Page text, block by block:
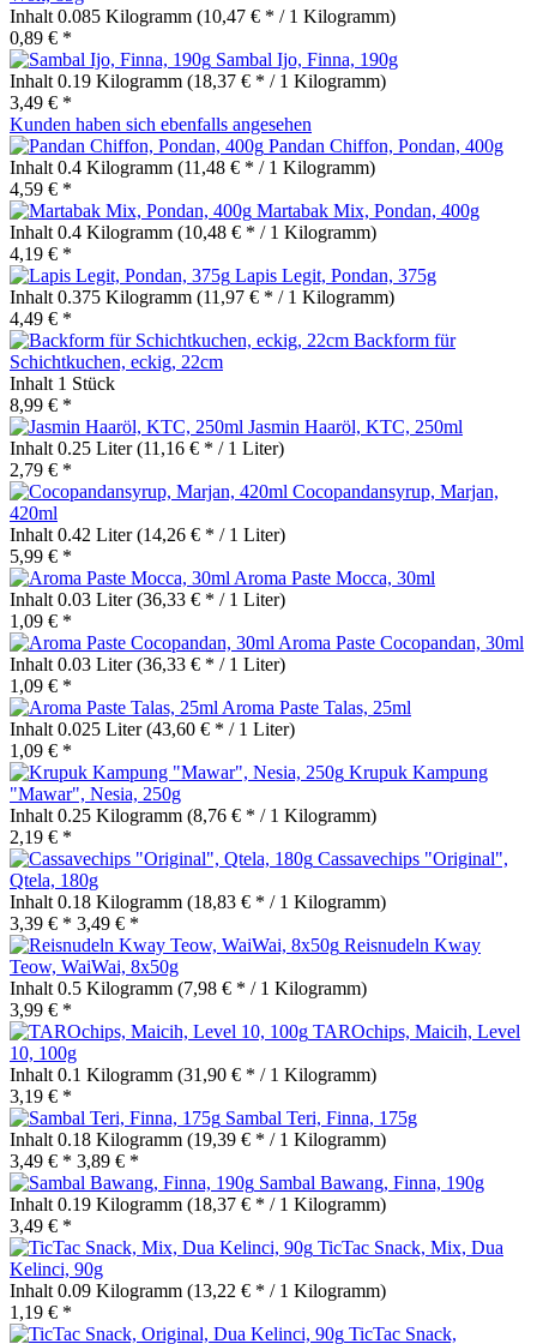
Inhalt 0.085 Kilogramm (10,47 € * / 1 Kilogramm)
0,89 € *
Sambal Ijo, Finna, 190g
Inhalt 0.19 Kilogramm (18,37 € * / 1 Kilogramm)
3,49 € *
Kunden haben sich ebenfalls angesehen
Pandan Chiffon, Pondan, 400g
Inhalt 0.4 Kilogramm (11,48 € * / 1 Kilogramm)
4,59 € *
Martabak Mix, Pondan, 400g
Inhalt 0.4 Kilogramm (10,48 € * / 1 Kilogramm)
4,19 € *
Lapis Legit, Pondan, 375g
Inhalt 0.375 Kilogramm (11,97 € * / 1 Kilogramm)
4,49 € *
Backform für
Schichtkuchen, eckig, 22cm
Inhalt 1 Stück
8,99 € *
Jasmin Haaröl, KTC, 250ml
Inhalt 0.25 Liter(11,16 € * / 1 Liter)
2,79 € *
Cocopandansyrup, Marjan,
420ml
Inhalt 0.42 Liter(14,26 € * / 1 Liter)
5,99 € *
Aroma Paste Mocca, 30ml
Inhalt 0.03 Liter(36,33 € * / 1 Liter)
1,09 € *
Aroma Paste Cocopandan, 30ml
Inhalt 0.03 Liter(36,33 € * / 1 Liter)
1,09 € *
Aroma Paste Talas, 25ml
Inhalt 0.025 Liter(43,60 € * / 1 Liter)
1,09 € *
Krupuk Kampung
"Mawar", Nesia, 250g
Inhalt 0.25 Kilogramm (8,76 € * / 1 Kilogramm)
2,19 € *
Cassavechips "Original",
Qtela, 180g
Inhalt 0.18 Kilogramm (18,83 € * / 1 Kilogramm)
3,39 € * 3,49 € *
Reisnudeln Kway
Teow, WaiWai, 8x50g
Inhalt 0.5 Kilogramm (7,98 € * / 1 Kilogramm)
3,99 € *
TAROchips, Maicih, Level
10, 100g
Inhalt 0.1 Kilogramm (31,90 € * / 1 Kilogramm)
3,19 € *
Sambal Teri, Finna, 175g
Inhalt 0.18 Kilogramm (19,39 € * / 1 Kilogramm)
3,49 € * 3,89 € *
Sambal Bawang, Finna, 190g
Inhalt 0.19 Kilogramm (18,37 € * / 1 Kilogramm)
3,49 € *
TicTac Snack, Mix, Dua
Kelinci, 90g
Inhalt 0.09 Kilogramm (13,22 € * / 1 Kilogramm)
1,19 € *
TicTac Snack,